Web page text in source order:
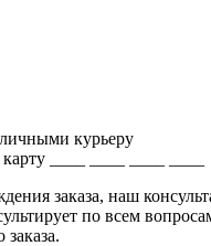
курьеру
____ ____ ____ ____
заказа, наш
по всем